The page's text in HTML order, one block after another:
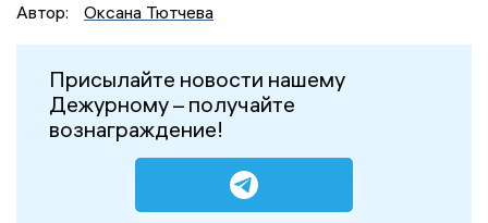
Автор:
Оксана Тютчева
Присылайте новости нашему
Дежурному – получайте
вознаграждение!